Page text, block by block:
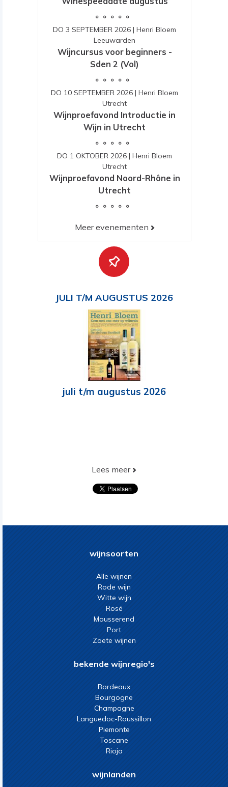
DO 3 SEPTEMBER 2026 | Henri Bloem
Leeuwarden
Wijncursus voor beginners -
Sden 2 (Vol)
DO 10 SEPTEMBER 2026 | Henri Bloem
Utrecht
Wijnproefavond Introductie in
Wijn in Utrecht
DO 1 OKTOBER 2026 | Henri Bloem
Utrecht
Wijnproefavond Noord-Rhône in
Utrecht
Meer evenementen
JULI T/M AUGUSTUS 2026
juli t/m augustus 2026
Lees meer
wijnsoorten
Alle wijnen
Rode wijn
Witte wijn
Rosé
Mousserend
Port
Zoete wijnen
bekende wijnregio's
Bordeaux
Bourgogne
Champagne
Languedoc-Roussillon
Piemonte
Toscane
Rioja
wijnlanden